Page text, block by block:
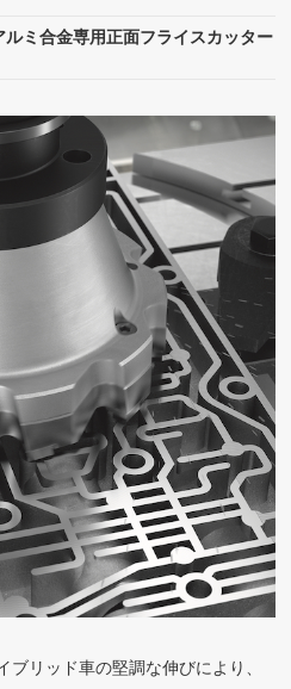
ミ合金専用正面フライスカッター
リッド車の堅調な伸びにより、